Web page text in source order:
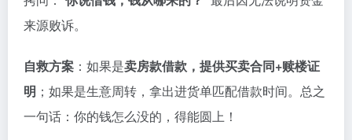
来源败诉。
自救方案 ：如果是卖房款借款，提供买卖合同+赎楼证
明 ；如果是生意周转，拿出进货单匹配借款时间。总之
一句话：你的钱怎么没的，得能圆上！